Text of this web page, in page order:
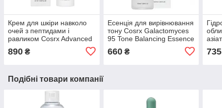
Крем для шкіри навколо
очей з пептидами і
равликом Cosrx Advanced
Snail Peptide Eye Cream
890 ₴
Есенція для вирівнювання
тону Cosrx Galactomyces
95 Tone Balancing Essence
660₴
200
735
Подібні товари компанії